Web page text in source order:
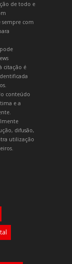
de todo e
sempre com
citação é
conteúdo
e a
difusão,
utilização